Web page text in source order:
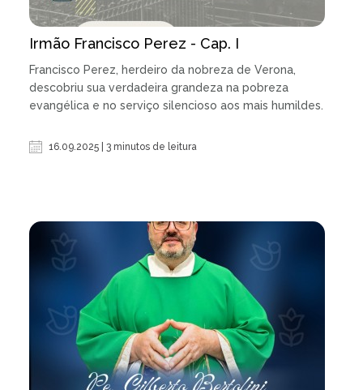
Irmão Francisco Perez - Cap. I
Francisco Perez, herdeiro da nobreza de Verona,
descobriu sua verdadeira grandeza na pobreza
evangélica e no serviço silencioso aos mais humildes.
16.09.2025 | 3 minutos de leitura